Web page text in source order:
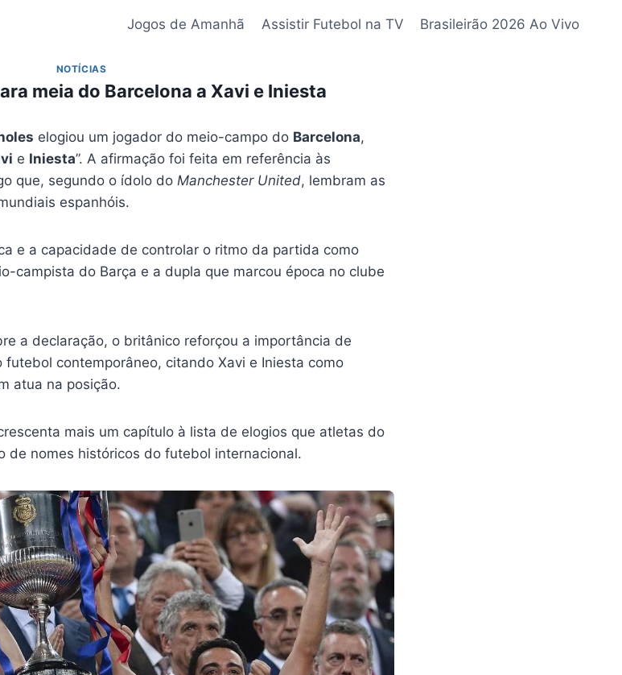
Jogos de Amanhã Assistir Futebol na TV Brasileirão 2026 Ao Vivo
NOTÍCIAS
meia do Barcelona a Xavi e Iniesta
elogiou um jogador do meio-campo do Barcelona,
e Iniesta”. A afirmação foi feita em referência às
que, segundo o ídolo do Manchester United, lembram as
espanhóis.
e a capacidade de controlar o ritmo da partida como
campista do Barça e a dupla que marcou época no clube
a declaração, o britânico reforçou a importância de
contemporâneo, citando Xavi e Iniesta como
atua na posição.
mais um capítulo à lista de elogios que atletas do
de nomes históricos do futebol internacional.